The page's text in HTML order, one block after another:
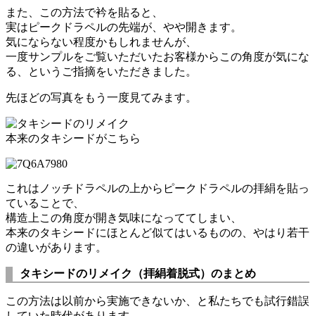
また、この方法で衿を貼ると、
実はピークドラペルの先端が、やや開きます。
気にならない程度かもしれませんが、
一度サンプルをご覧いただいたお客様からこの角度が気にな
る、というご指摘をいただきました。
先ほどの写真をもう一度見てみます。
本来のタキシードがこちら
これはノッチドラペルの上からピークドラペルの拝絹を貼っ
ていることで、
構造上この角度が開き気味になっててしまい、
本来のタキシードにほとんど似てはいるものの、やはり若干
の違いがあります。
タキシードのリメイク（拝絹着脱式）のまとめ
この方法は以前から実施できないか、と私たちでも試行錯誤